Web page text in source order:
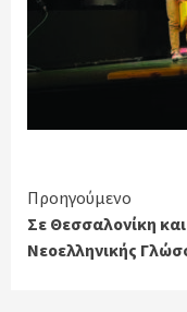
Continue
Reading
Προηγούμενο
Σε Θεσσαλονίκη
Νεοελληνικής